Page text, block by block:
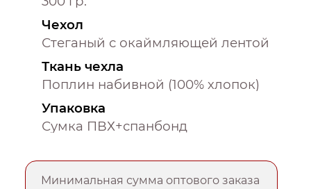
Чехол
Стеганый с окаймляющей лентой
Ткань чехла
Поплин набивной (100% хлопок)
Упаковка
Сумка ПВХ+спанбонд
Минимальная сумма оптового заказа